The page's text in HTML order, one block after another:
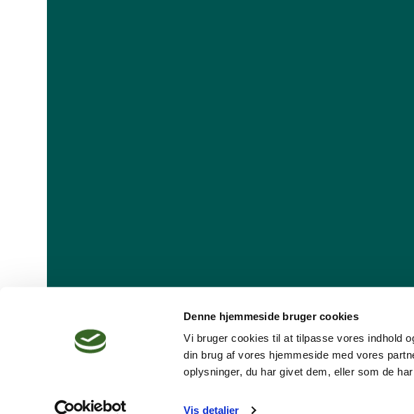
Denne hjemmeside bruger cookies
Vi bruger cookies til at tilpasse vores indhold
din brug af vores hjemmeside med vores
oplysninger, du har givet dem, eller som de
Vis detaljer
Dansk Psykoterapeutforening